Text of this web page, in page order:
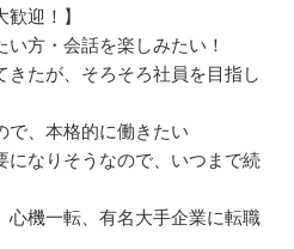
迎！】
方・会話を楽しみたい！
たが、そろそろ社員を目指し
、本格的に働きたい
なりそうなので、いつまで続
機一転、有名大手企業に転職